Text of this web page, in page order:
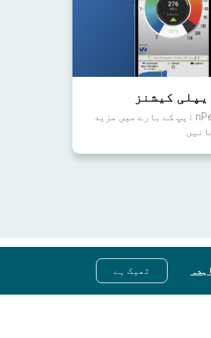
کیشنز
Android اور iOS پر nPerf ایپ کے بارے میں مزید
ٹھیک ہے